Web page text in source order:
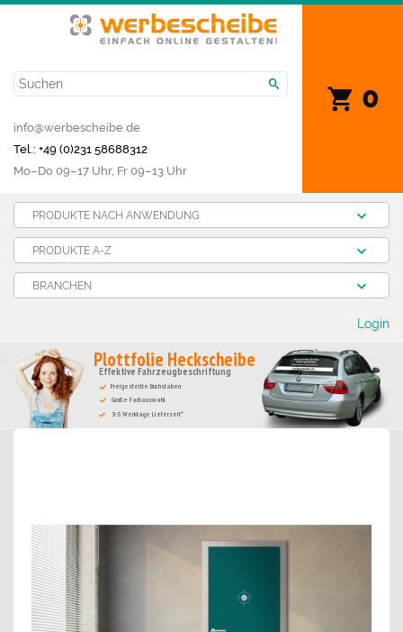
0
info@werbescheibe.de
Tel.: +49 (0)231 58688312
Mo­–Do 09–17 Uhr, Fr 09–13 Uhr
PRODUKTE NACH ANWENDUNG
PRODUKTE A-Z
BRANCHEN
Login
Plottfolie Heckscheibe
Effektive Fahrzeugbeschriftung
Freigestellte Buchstaben
Große Farbauswahl
3-5 Werktage Lieferzeit*